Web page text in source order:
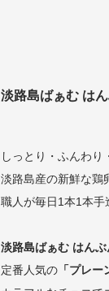
淡路島ばぁむ は
しっとり・ふんわり
淡路島産の新鮮な鶏
職人が毎日1本1本手
淡路島ばぁむ はん
定番人気の 「プレー